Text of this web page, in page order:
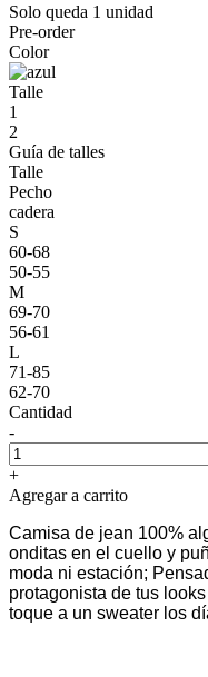
Solo queda 1 unidad
Pre-order
Color
Talle
1
2
Guía de talles
Talle
Pecho
cadera
S
60-68
50-55
M
69-70
56-61
L
71-85
62-70
Cantidad
-
+
Agregar a carrito
Camisa de jean 100%
onditas en el cuello y
moda ni estación;
protagonista de tus
toque a un sweater los